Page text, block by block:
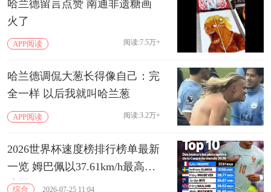
哈兰德留言点赞 南通非遗糖画
火了
APP阅读 阅读:7.5万+
哈兰德调侃大葱长得像自己：完
全一样 以后我就叫哈兰葱
APP阅读 阅读:3.2万+
2026世界杯速度榜排行榜单最新
一览 姆巴佩以37.61km/h最高时
速登顶
综合 2026-07-25 11:04